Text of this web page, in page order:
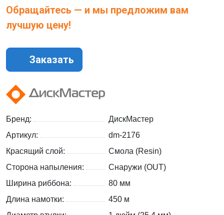
Обращайтесь — и мы предложим вам
лучшую цену!
Заказать
Бренд:
ДискМастер
Артикул:
dm-2176
Красящий слой:
Смола (Resin)
Сторона напыления:
Снаружи (OUT)
Ширина риббона:
80 мм
Длина намотки:
450 м